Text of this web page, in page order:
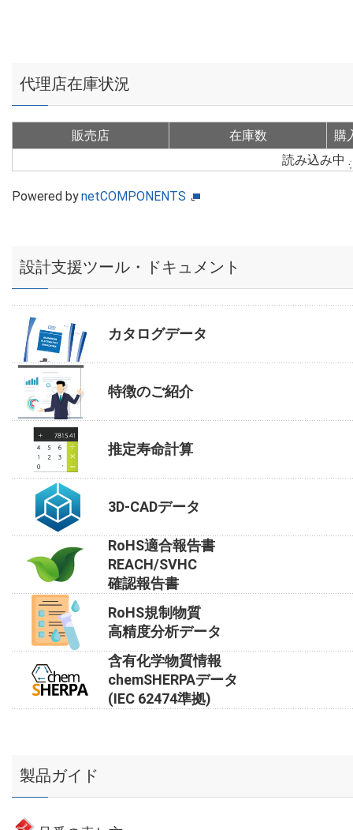
代理店在庫状況
販売店 在庫数
購
読み込み中
Powered bynetCOMPONENTS
設計支援ツール・ドキュメント
カタログデータ
特徴のご紹介
推定寿命計算
3D-CADデータ
RoHS適合報告書
REACH/SVHC
確認報告書
RoHS規制物質
高精度分析データ
含有化学物質情報
chemSHERPAデータ
(IEC 62474準拠)
製品ガイド